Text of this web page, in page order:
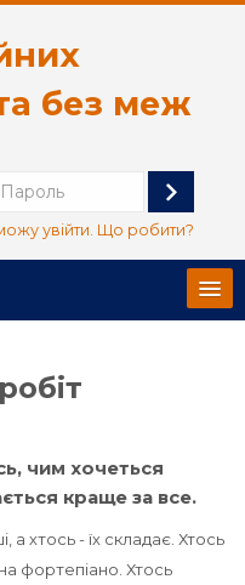
без меж
Увійти
увійти. Що робити?
чим хочеться
краще за все.
а хтось - їх складає. Хтось
фортепіано. Хтось